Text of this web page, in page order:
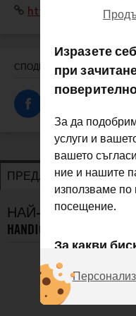
lycéen, étudiant,
Уебсайт:
http://
СПОДЕЛЯНЕ НА ТОЗИ
ПРЕДЛОЖЕНИЯ
НАЙ-НОВИТЕ
HANDICAP :
Изразете
при
За да
услуги и
вашето
ние и нашите
използваме
посещение.
За какви
Техники: